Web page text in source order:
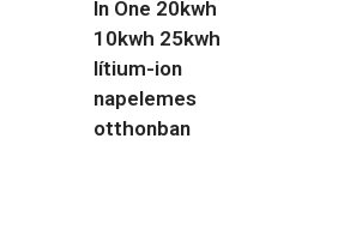
In One 20kwh
10kwh 25kwh
lítium-ion
napelemes
otthonban